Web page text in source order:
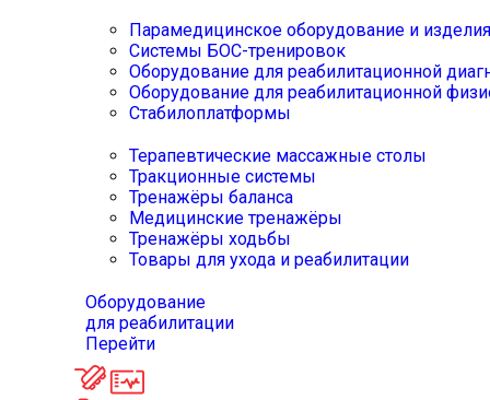
Парамедицинское оборудование и изделия
Системы БОС-тренировок
Оборудование для реабилитационной
Оборудование для реабилитационной
Стабилоплатформы
Терапевтические массажные столы
Тракционные системы
Тренажёры баланса
Медицинские тренажёры
Тренажёры ходьбы
Товары для ухода и реабилитации
Оборудование
для реабилитации
Перейти